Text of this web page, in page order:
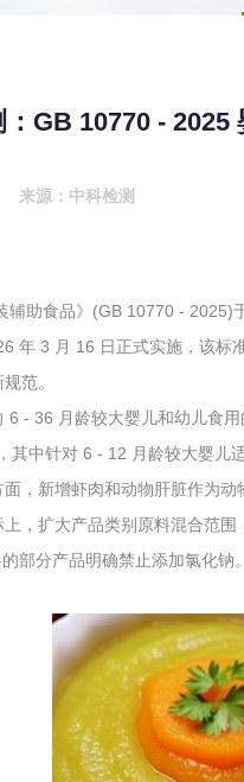
清洁生产审核
测绘测量
VOCs废气治
综合利用工程
GB 10770 - 2025
来源：中科检测
辅助食品》(GB 10770 -
年 3 月 16 日正式实施，该
范。
6 - 36 月龄较大婴儿和幼儿食
其中针对 6 - 12 月龄较大婴儿
，新增虾肉和动物肝脏作为
，扩大产品类别原料混合范
部分产品明确禁止添加氯化